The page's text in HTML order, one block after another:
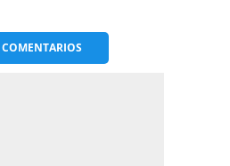
COMENTARIOS